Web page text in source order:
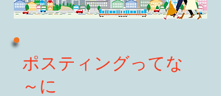
​ポスティングってな
～に